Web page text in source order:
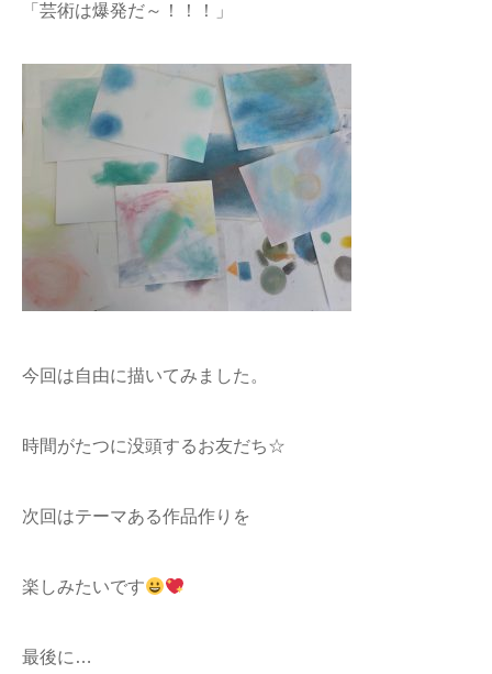
「芸術は爆発だ～！！！」
今回は自由に描いてみました。
時間がたつに没頭するお友だち☆
次回はテーマある作品作りを
楽しみたいです
最後に…